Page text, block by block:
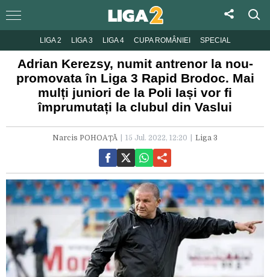
LIGA 2 LIGA 3 LIGA 4 CUPA ROMÂNIEI SPECIAL
Adrian Kerezsy, numit antrenor la nou-
promovata în Liga 3 Rapid Brodoc. Mai
mulți juniori de la Poli Iași vor fi
împrumutați la clubul din Vaslui
Narcis POHOAȚĂ 15 Jul. 2022, 12:20 Liga 3